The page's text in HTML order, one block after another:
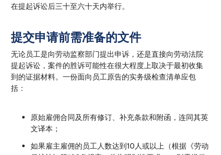
在提起诉讼后三十至六十天内举行。
提交申请前需准备的文件
无论员工是向劳动监察部门提出申诉，还是直接向劳动法院
提起诉讼，案件的胜诉可能性在很大程度上取决于最初收集
到的证据材料。一份面向员工原告的实务级检查清单应包
括：
原始雇佣合同及所有修订、补充条款和附函，连同其英
文译本；
如果雇主雇佣的员工人数达到10人或以上（根据《劳动